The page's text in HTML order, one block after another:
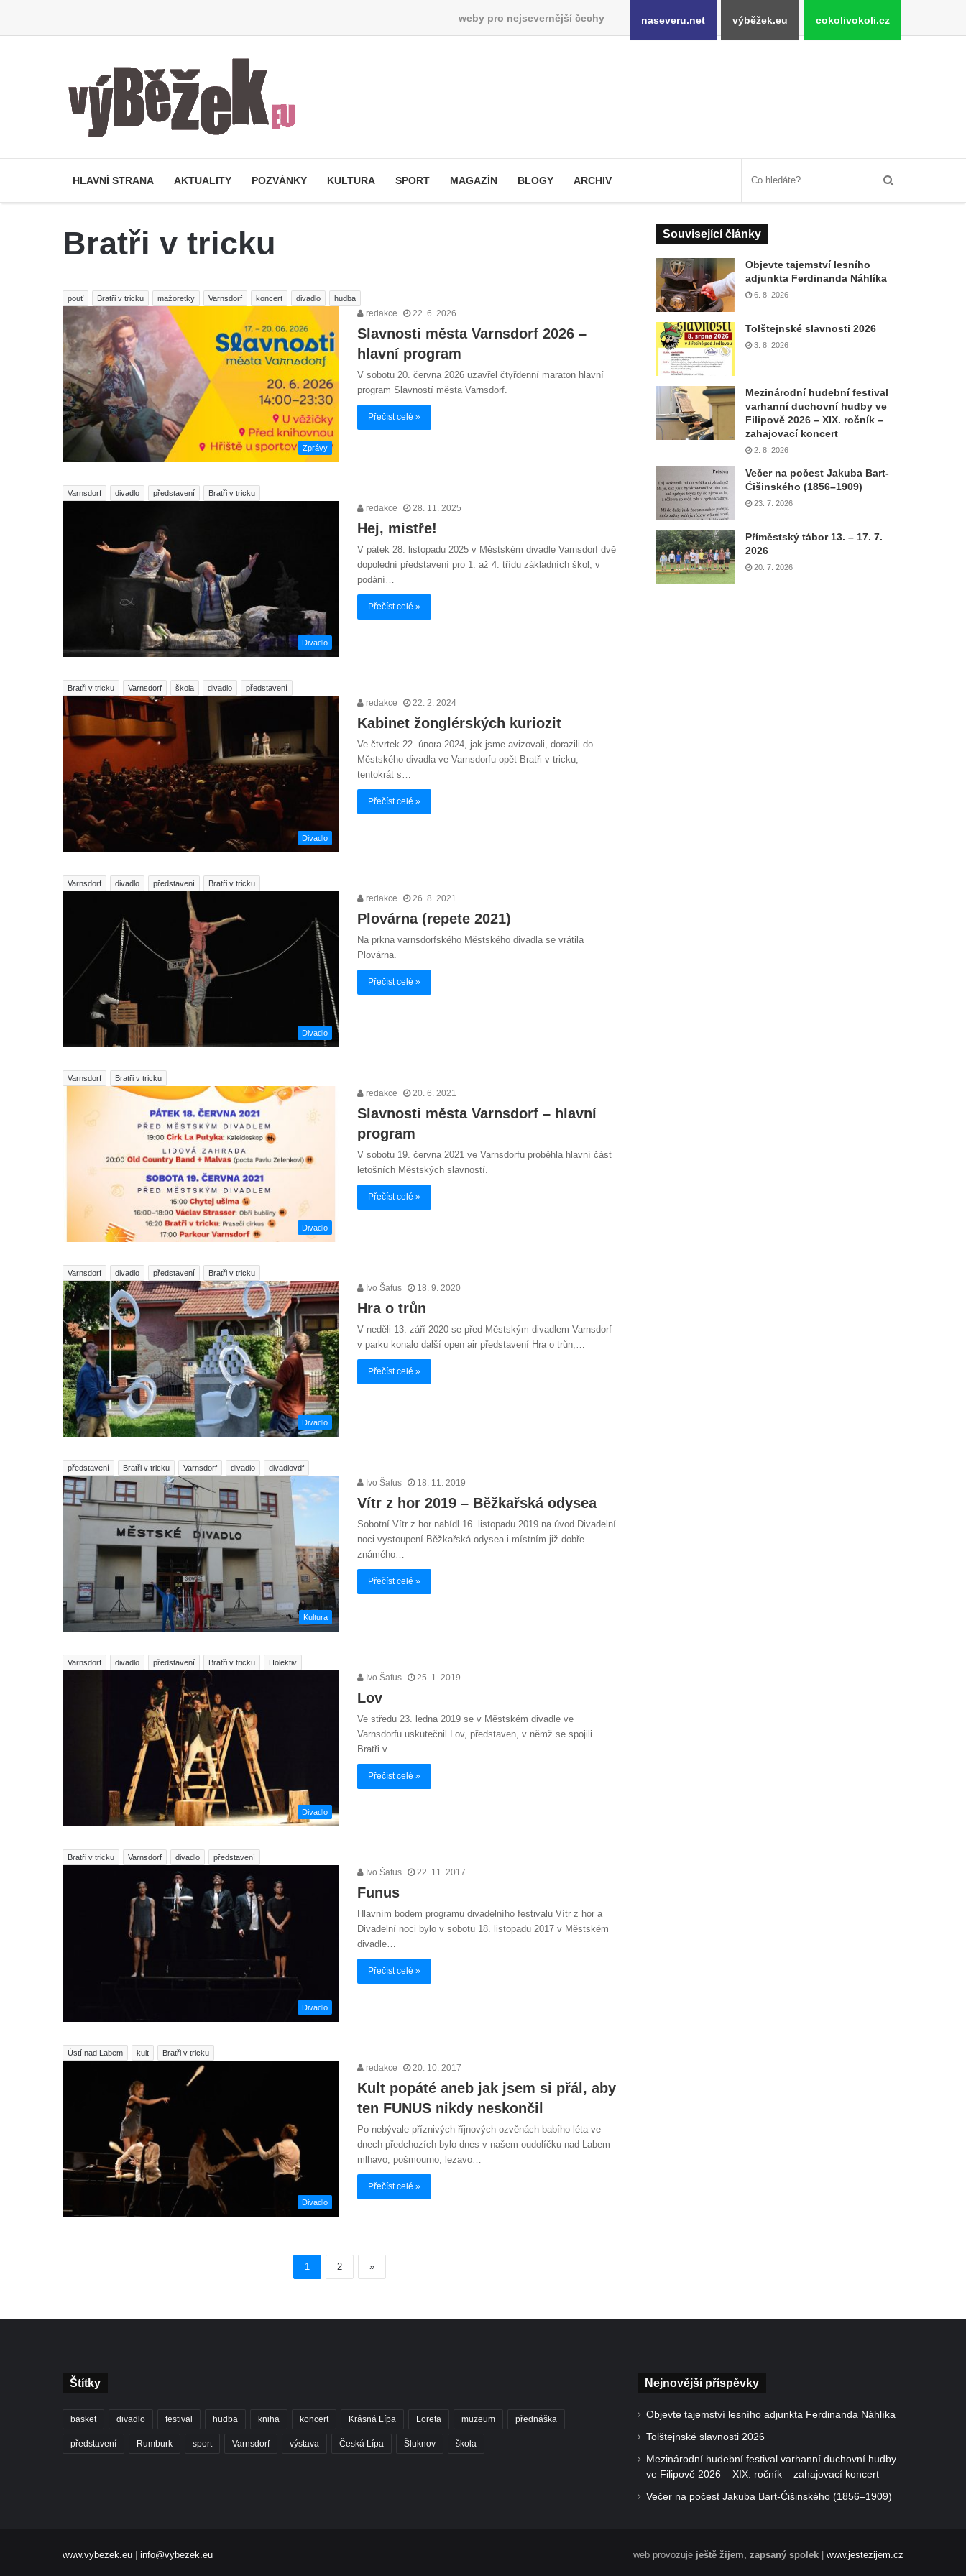
weby pro nejsevernější čechy naseveru.net výběžek.eu cokolivokoli.cz
HLAVNÍ STRANA AKTUALITY POZVÁNKY KULTURA SPORT MAGAZÍN BLOGY ARCHIV
Bratři v tricku
pouť Bratři v tricku mažoretky Varnsdorf koncert divadlo hudba
Zprávy
redakce 22. 6. 2026
Slavnosti města Varnsdorf 2026 –
hlavní program
V sobotu 20. června 2026 uzavřel čtyřdenní maraton hlavní
program Slavností města Varnsdorf.
Přečíst celé »
Varnsdorf divadlo představení Bratři v tricku
Divadlo
redakce 28. 11. 2025
Hej, mistře!
V pátek 28. listopadu 2025 v Městském divadle Varnsdorf dvě
dopolední představení pro 1. až 4. třídu základních škol, v
podání…
Přečíst celé »
Bratři v tricku Varnsdorf škola divadlo představení
Divadlo
redakce 22. 2. 2024
Kabinet žonglérských kuriozit
Ve čtvrtek 22. února 2024, jak jsme avizovali, dorazili do
Městského divadla ve Varnsdorfu opět Bratři v tricku,
tentokrát s…
Přečíst celé »
Varnsdorf divadlo představení Bratři v tricku
Divadlo
redakce 26. 8. 2021
Plovárna (repete 2021)
Na prkna varnsdorfského Městského divadla se vrátila
Plovárna.
Přečíst celé »
Varnsdorf Bratři v tricku
Divadlo
redakce 20. 6. 2021
Slavnosti města Varnsdorf – hlavní
program
V sobotu 19. června 2021 ve Varnsdorfu proběhla hlavní část
letošních Městských slavností.
Přečíst celé »
Varnsdorf divadlo představení Bratři v tricku
Divadlo
Ivo Šafus 18. 9. 2020
Hra o trůn
V neděli 13. září 2020 se před Městským divadlem Varnsdorf
v parku konalo další open air představení Hra o trůn,…
Přečíst celé »
představení Bratři v tricku Varnsdorf divadlo divadlovdf
Kultura
Ivo Šafus 18. 11. 2019
Vítr z hor 2019 – Běžkařská odysea
Sobotní Vítr z hor nabídl 16. listopadu 2019 na úvod Divadelní
noci vystoupení Běžkařská odysea i místním již dobře
známého…
Přečíst celé »
Varnsdorf divadlo představení Bratři v tricku Holektiv
Divadlo
Ivo Šafus 25. 1. 2019
Lov
Ve středu 23. ledna 2019 se v Městském divadle ve
Varnsdorfu uskutečnil Lov, představen, v němž se spojili
Bratři v…
Přečíst celé »
Bratři v tricku Varnsdorf divadlo představení
Divadlo
Ivo Šafus 22. 11. 2017
Funus
Hlavním bodem programu divadelního festivalu Vítr z hor a
Divadelní noci bylo v sobotu 18. listopadu 2017 v Městském
divadle…
Přečíst celé »
Ústí nad Labem kult Bratři v tricku
Divadlo
redakce 20. 10. 2017
Kult popáté aneb jak jsem si přál, aby
ten FUNUS nikdy neskončil
Po nebývale příznivých říjnových ozvěnách babího léta ve
dnech předchozích bylo dnes v našem oudolíčku nad Labem
mlhavo, pošmourno, lezavo…
Přečíst celé »
1 2 »
Související články
Objevte tajemství lesního
adjunkta Ferdinanda Náhlíka
6. 8. 2026
Tolštejnské slavnosti 2026
3. 8. 2026
Mezinárodní hudební festival
varhanní duchovní hudby ve
Filipově 2026 – XIX. ročník –
zahajovací koncert
2. 8. 2026
Večer na počest Jakuba Bart-
Ćišinského (1856–1909)
23. 7. 2026
Příměstský tábor 13. – 17. 7.
2026
20. 7. 2026
Štítky
basket divadlo festival hudba kniha koncert Krásná Lípa Loreta muzeum přednáška
představení Rumburk sport Varnsdorf výstava Česká Lípa Šluknov škola
Nejnovější příspěvky
Objevte tajemství lesního adjunkta Ferdinanda Náhlíka
Tolštejnské slavnosti 2026
Mezinárodní hudební festival varhanní duchovní hudby
ve Filipově 2026 – XIX. ročník – zahajovací koncert
Večer na počest Jakuba Bart-Ćišinského (1856–1909)
www.vybezek.eu | info@vybezek.eu web provozuje ještě žijem, zapsaný spolek | www.jestezijem.cz